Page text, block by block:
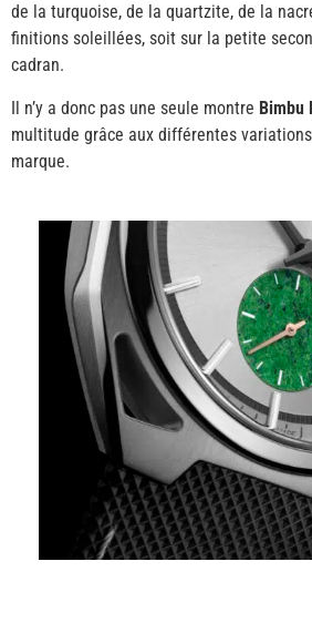
de la turquoise, de la quartzite, de la
finitions soleillées, soit sur la petite
cadran.
Il n’y a donc pas une seule montre Bimbu
multitude grâce aux différentes
marque.